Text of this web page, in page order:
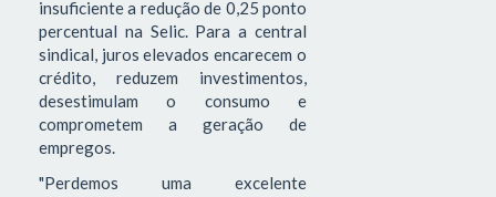
insuficiente a redução de 0,25 ponto
percentual na Selic. Para a central
sindical, juros elevados encarecem o
crédito, reduzem investimentos,
desestimulam o consumo e
comprometem a geração de
empregos.
"Perdemos uma excelente